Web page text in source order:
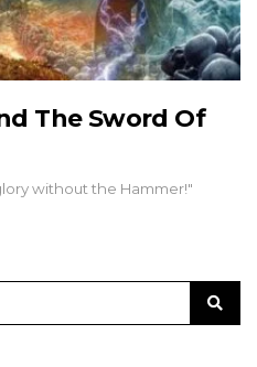
The Sword Of
without the Hammer!"